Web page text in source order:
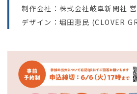
制作会社：株式会社岐阜新聞社
デザイン：堀田恵民 (CLOVER